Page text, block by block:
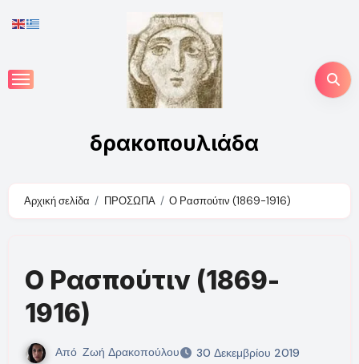
to
δρακοπουλιάδα
Αρχική σελίδα ΠΡΟΣΩΠΑ Ο Ρασπούτιν (1869-1916)
Ο Ρασπούτιν (1869-
1916)
Από Ζωή Δρακοπούλου
30 Δεκεμβρίου 2019